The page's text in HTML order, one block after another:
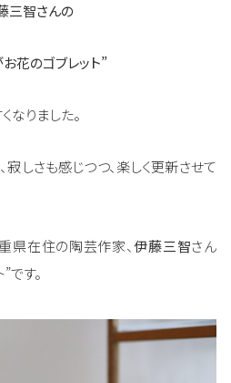
三智さんの
花のゴブレット”
なりました。
しさも感じつつ、楽しく更新させて
県在住の陶芸作家、伊藤三智さん
です。